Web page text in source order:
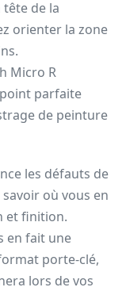
tête de la
orienter la zone
Micro R
parfaite
de peinture
les défauts de
où vous en
et finition.
en fait une
porte-clé,
lors de vos